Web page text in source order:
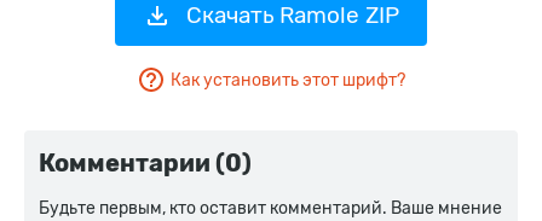
Скачать Ramole ZIP
Как установить этот шрифт?
Комментарии (0)
Будьте первым, кто оставит комментарий. Ваше мнение